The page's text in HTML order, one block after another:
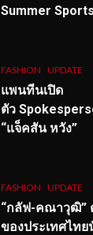
Summer
FASHION UPDATE
แพนทีนเปิด
ตัว
“แจ็คสัน หวัง”
FASHION UPDATE
“กลัฟ-คณาวุฒิ”
ของประเทศไท